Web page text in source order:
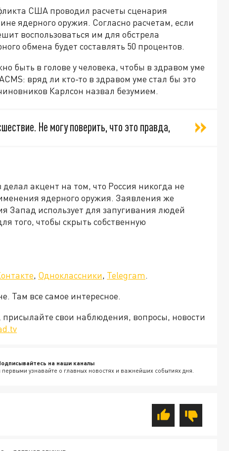
США проводил расчеты сценария
ядерного оружия. Согласно расчетам, если
воспользоваться им для обстрела
обмена будет составлять 50 процентов.
быть в голове у человека, чтобы в здравом уме
вряд ли кто-то в здравом уме стал бы это
Карлсон назвал безумием.
Не могу поверить, что это правда,
акцент на том, что Россия никогда не
ядерного оружия. Заявления же
Запад использует для запугивания людей
того, чтобы скрыть собственную
, Одноклассники, Telegram.
Там все самое интересное.
свои наблюдения, вопросы, новости
на наши каналы
первыми узнавайте о главных новостях и важнейших событиях дня.